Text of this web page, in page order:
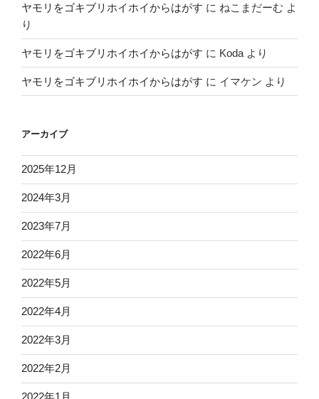
ヤモリをゴキブリホイホイからはがす に ねこまだーむ よ
り
ヤモリをゴキブリホイホイからはがす に Koda より
ヤモリをゴキブリホイホイからはがす に イマケン より
アーカイブ
2025年12月
2024年3月
2023年7月
2022年6月
2022年5月
2022年4月
2022年3月
2022年2月